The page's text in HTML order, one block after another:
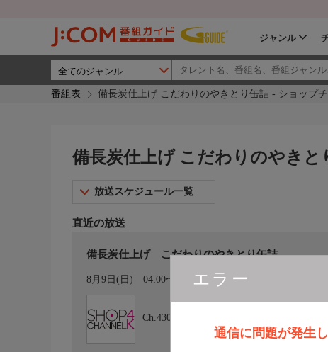
ジャンル
番組表 備長炭仕上げ こだわりのやきとり缶詰 - ショップ
エラー
通信に問題が発生
備長炭仕上げ こだわりのやき
放送スケジュール一覧
直近の放送
備長炭仕上げ こだわりのやきとり缶詰
8月9日(日) 04:00〜04:29 カレンダー登録
Ch.430